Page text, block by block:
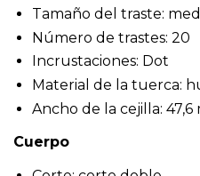
Tamaño del traste:
Número de trastes: 20
Incrustaciones: Dot
Material de la tuerca:
Ancho de la cejilla: 47,6
Cuerpo